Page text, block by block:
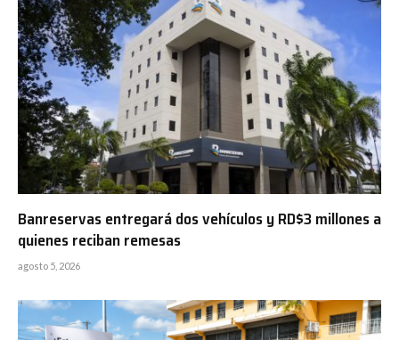
Banreservas entregará dos vehículos y RD$3 millones a
quienes reciban remesas
agosto 5, 2026